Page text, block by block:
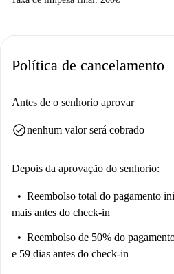
Política de cancelamento
Antes de o senhorio aprovar
check_circlenenhum valor será cobrado
Depois da aprovação do senhorio:
Reembolso total do pagamento
mais antes do check-in
Reembolso de 50% do
e 59 dias antes do check-in